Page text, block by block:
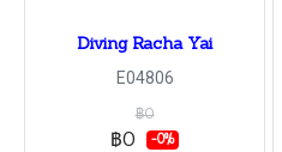
Diving Racha Yai
E04806
฿0
฿0 -0%